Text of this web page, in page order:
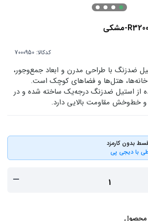
کدکالا:
ضدزنگ با طراحی مدرن و ابعاد جمع‌وجور،
خانه‌ها، هتل‌ها و فضاهای کوچک است.
از استیل ضدزنگ درجه‌یک ساخته شده و در
و خط‌وخش مقاومت بالایی دارد.
بدون کارمزد
با دیجی پی